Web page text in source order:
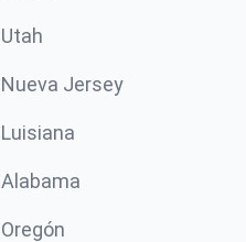
Utah
Nueva Jersey
Luisiana
Alabama
Oregón